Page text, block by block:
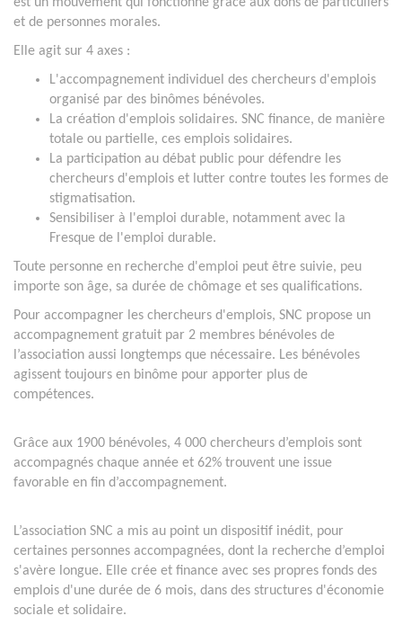
est un mouvement qui fonctionne grâce aux dons de particuliers
et de personnes morales.
Elle agit sur 4 axes :
L'accompagnement individuel des chercheurs d'emplois
organisé par des binômes bénévoles.
La création d'emplois solidaires. SNC finance, de manière
totale ou partielle, ces emplois solidaires.
La participation au débat public pour défendre les
chercheurs d'emplois et lutter contre toutes les formes de
stigmatisation.
Sensibiliser à l'emploi durable, notamment avec la
Fresque de l'emploi durable.
Toute personne en recherche d'emploi peut être suivie, peu
importe son âge, sa durée de chômage et ses qualifications.
Pour accompagner les chercheurs d'emplois, SNC propose un
accompagnement gratuit par 2 membres bénévoles de
l’association aussi longtemps que nécessaire. Les bénévoles
agissent toujours en binôme pour apporter plus de
compétences.
Grâce aux 1900 bénévoles, 4 000 chercheurs d’emplois sont
accompagnés chaque année et 62% trouvent une issue
favorable en fin d’accompagnement.
L’association SNC a mis au point un dispositif inédit, pour
certaines personnes accompagnées, dont la recherche d’emploi
s'avère longue. Elle crée et finance avec ses propres fonds des
emplois d'une durée de 6 mois, dans des structures d'économie
sociale et solidaire.